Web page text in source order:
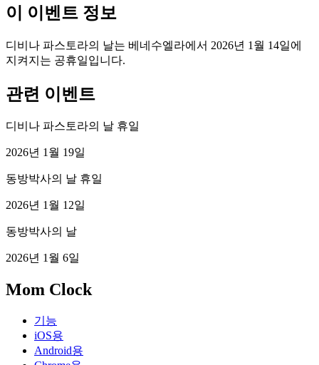
이 이벤트 정보
디비나 파스토라의 날는 베네수엘라에서 2026년 1월 14일에
지켜지는 공휴일입니다.
관련 이벤트
디비나 파스토라의 날 휴일
2026년 1월 19일
동방박사의 날 휴일
2026년 1월 12일
동방박사의 날
2026년 1월 6일
Mom Clock
기능
iOS용
Android용